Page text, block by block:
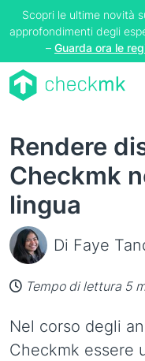
Scopri le ultime novità
approfondimenti degli
– Guarda ora le
Rendere
Checkmk
lingua
Di Faye
Tempo di lettura 5
Nel corso degli
Checkmk essere